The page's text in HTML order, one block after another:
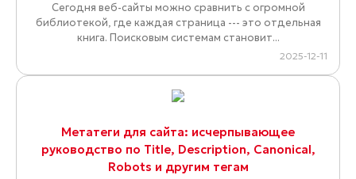
Сегодня веб-сайты можно сравнить с огромной
библиотекой, где каждая страница --- это отдельная
книга. Поисковым системам становит...
2025-12-11
Метатеги для сайта: исчерпывающее
руководство по Title, Description, Canonical,
Robots и другим тегам